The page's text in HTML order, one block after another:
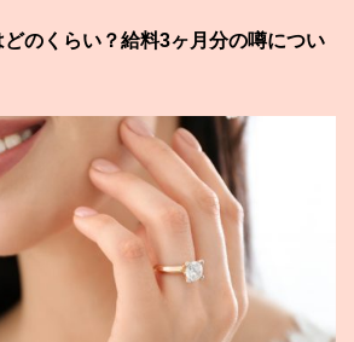
どのくらい？給料3ヶ月分の噂につい